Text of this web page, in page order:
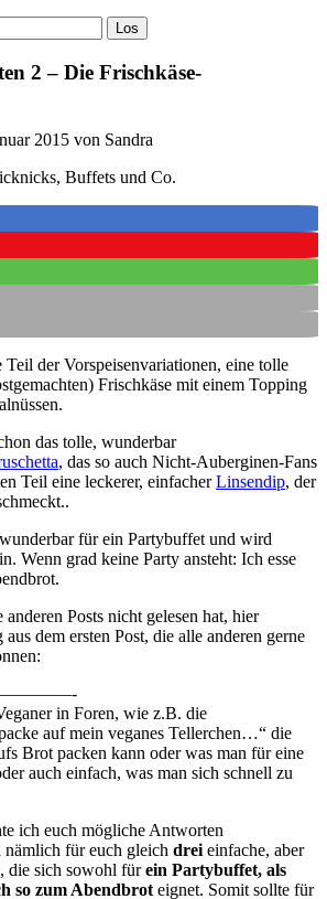
2 – Die Frischkäse-
2015 von Sandra
der Vorspeisenvariationen, eine tolle
Frischkäse mit einem Topping
das tolle, wunderbar
, das so auch Nicht-Auberginen-Fans
Teil eine leckerer, einfacherLinsendip, der
für ein Partybuffet und wird
Wenn grad keine Party ansteht: Ich esse
Posts nicht gelesen hat, hier
dem ersten Post, die alle anderen gerne
in Foren, wie z.B. die
auf mein veganes Tellerchen…“ die
Brot packen kann oder was man für eine
auch einfach, was man sich schnell zu
ich euch mögliche Antworten
nämlich für euch gleich drei einfache, aber
die sich sowohl fürein Partybuffet, als
so zum Abendbrot eignet. Somit sollte für